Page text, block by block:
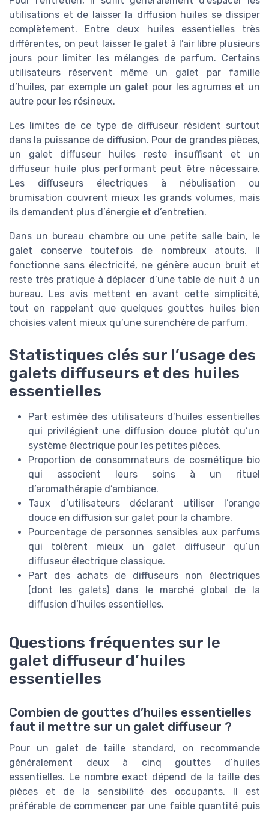
utilisations et de laisser la diffusion huiles se dissiper
complètement. Entre deux huiles essentielles très
différentes, on peut laisser le galet à l’air libre plusieurs
jours pour limiter les mélanges de parfum. Certains
utilisateurs réservent même un galet par famille
d’huiles, par exemple un galet pour les agrumes et un
autre pour les résineux.
Les limites de ce type de diffuseur résident surtout
dans la puissance de diffusion. Pour de grandes pièces,
un galet diffuseur huiles reste insuffisant et un
diffuseur huile plus performant peut être nécessaire.
Les diffuseurs électriques à nébulisation ou
brumisation couvrent mieux les grands volumes, mais
ils demandent plus d’énergie et d’entretien.
Dans un bureau chambre ou une petite salle bain, le
galet conserve toutefois de nombreux atouts. Il
fonctionne sans électricité, ne génère aucun bruit et
reste très pratique à déplacer d’une table de nuit à un
bureau. Les avis mettent en avant cette simplicité,
tout en rappelant que quelques gouttes huiles bien
choisies valent mieux qu’une surenchère de parfum.
Statistiques clés sur l’usage des
galets diffuseurs et des huiles
essentielles
Part estimée des utilisateurs d’huiles essentielles
qui privilégient une diffusion douce plutôt qu’un
système électrique pour les petites pièces.
Proportion de consommateurs de cosmétique bio
qui associent leurs soins à un rituel
d’aromathérapie d’ambiance.
Taux d’utilisateurs déclarant utiliser l’orange
douce en diffusion sur galet pour la chambre.
Pourcentage de personnes sensibles aux parfums
qui tolèrent mieux un galet diffuseur qu’un
diffuseur électrique classique.
Part des achats de diffuseurs non électriques
(dont les galets) dans le marché global de la
diffusion d’huiles essentielles.
Questions fréquentes sur le
galet diffuseur d’huiles
essentielles
Combien de gouttes d’huiles essentielles
faut il mettre sur un galet diffuseur ?
Pour un galet de taille standard, on recommande
généralement deux à cinq gouttes d’huiles
essentielles. Le nombre exact dépend de la taille des
pièces et de la sensibilité des occupants. Il est
préférable de commencer par une faible quantité puis